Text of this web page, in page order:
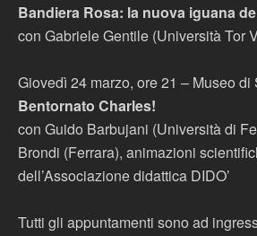
Bandiera Rosa: la nuova iguana
con Gabriele Gentile (Università Tor
Giovedì 24 marzo, ore 21 – Museo di
Bentornato Charles!
con Guido Barbujani (Università di
Brondi (Ferrara), animazioni
dell’Associazione didattica DIDO’
Tutti gli appuntamenti sono ad